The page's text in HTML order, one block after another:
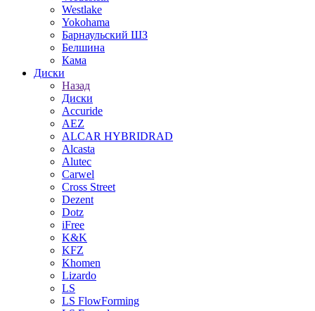
Westlake
Yokohama
Барнаульский ШЗ
Белшина
Кама
Диски
Назад
Диски
Accuride
AEZ
ALCAR HYBRIDRAD
Alcasta
Alutec
Carwel
Cross Street
Dezent
Dotz
iFree
K&K
KFZ
Khomen
Lizardo
LS
LS FlowForming